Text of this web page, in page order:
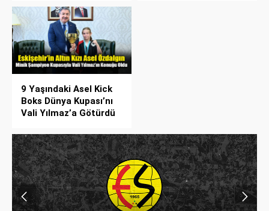
9 Yaşındaki Asel Kick
Boks Dünya Kupası’nı
Vali Yılmaz’a Götürdü